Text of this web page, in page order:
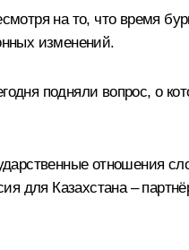
на то, что время
изменений.
подняли вопрос, о
отношения
для Казахстана –